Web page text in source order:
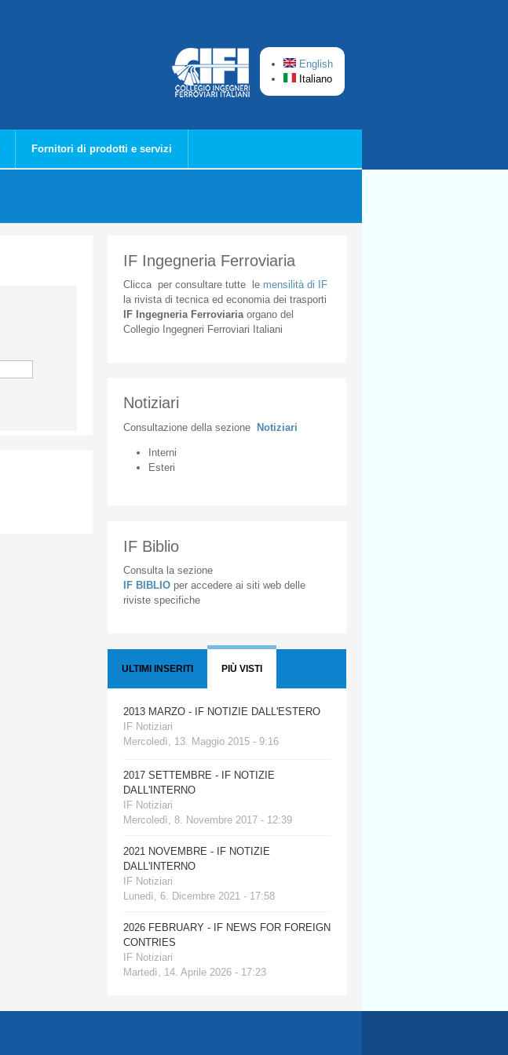
English
Italiano
Fornitori di prodotti e servizi
IF Ingegneria Ferroviaria
Cliccaper consultare tuttele mensilità di IF
la rivista di tecnica ed economia dei trasporti
IF Ingegneria Ferroviaria organodel
Collegio
Ingegneri Ferroviari Italiani
Notiziari
Consultazione della sezione Notiziari
Interni
Esteri
IF Biblio
Consulta la sezione
IF BIBLIO per accedere ai siti web delle
riviste specifiche
ULTIMI INSERITI PIÙ VISTI
2013 MARZO - IF NOTIZIE DALL'ESTERO
IF Notiziari
Mercoledì, 13. Maggio 2015 - 9:16
2017 SETTEMBRE - IF NOTIZIE
DALL'INTERNO
IF Notiziari
Mercoledì, 8. Novembre 2017 - 12:39
2021 NOVEMBRE - IF NOTIZIE
DALL'INTERNO
IF Notiziari
Lunedì, 6. Dicembre 2021 - 17:58
2026 FEBRUARY - IF NEWS FOR FOREIGN
CONTRIES
IF Notiziari
Martedì, 14. Aprile 2026 - 17:23